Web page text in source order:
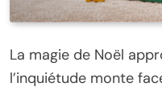
La magie de Noël
l’inquiétude monte